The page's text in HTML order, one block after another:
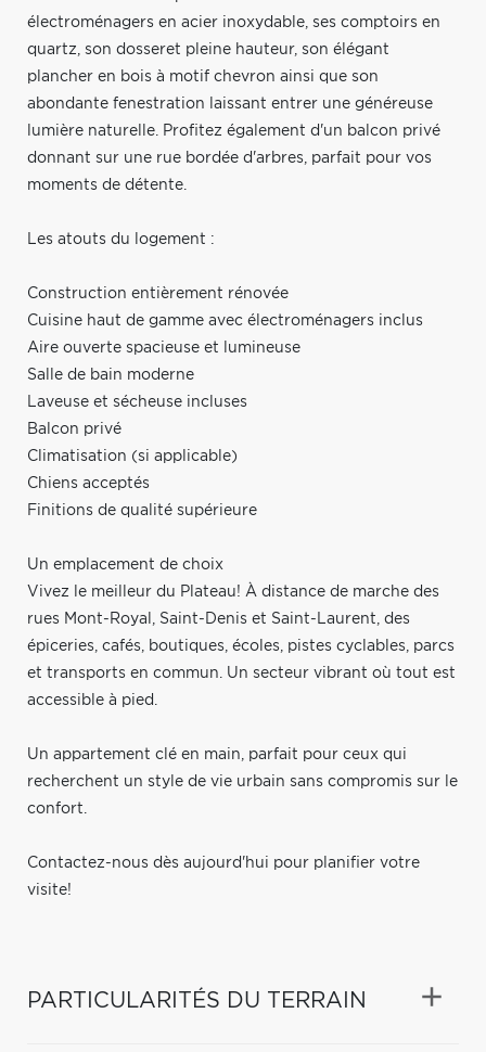
électroménagers en acier inoxydable, ses comptoirs en
quartz, son dosseret pleine hauteur, son élégant
plancher en bois à motif chevron ainsi que son
abondante fenestration laissant entrer une généreuse
lumière naturelle. Profitez également d'un balcon privé
donnant sur une rue bordée d'arbres, parfait pour vos
moments de détente.
Les atouts du logement :
Construction entièrement rénovée
Cuisine haut de gamme avec électroménagers inclus
Aire ouverte spacieuse et lumineuse
Salle de bain moderne
Laveuse et sécheuse incluses
Balcon privé
Climatisation (si applicable)
Chiens acceptés
Finitions de qualité supérieure
Un emplacement de choix
Vivez le meilleur du Plateau! À distance de marche des
rues Mont-Royal, Saint-Denis et Saint-Laurent, des
épiceries, cafés, boutiques, écoles, pistes cyclables, parcs
et transports en commun. Un secteur vibrant où tout est
accessible à pied.
Un appartement clé en main, parfait pour ceux qui
recherchent un style de vie urbain sans compromis sur le
confort.
Contactez-nous dès aujourd'hui pour planifier votre
visite!
PARTICULARITÉS DU TERRAIN